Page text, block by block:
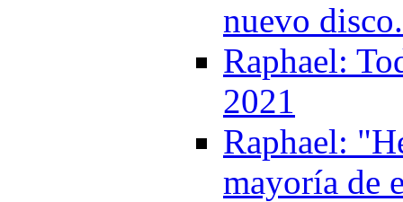
nuevo
Raphael:
2021
Raphael:
mayoría de